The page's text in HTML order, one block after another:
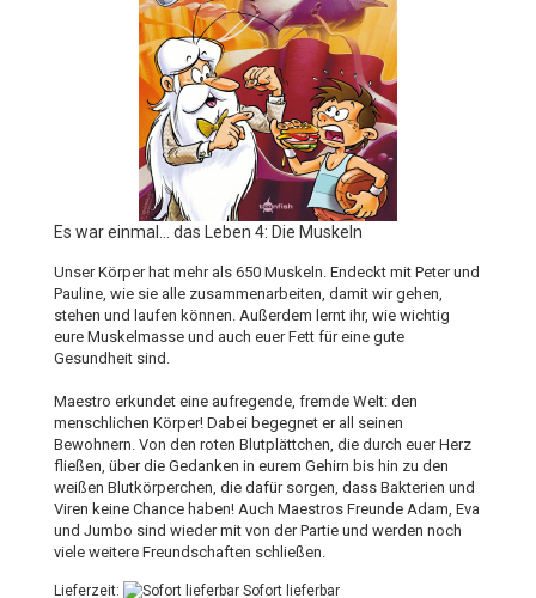
Es war einmal... das Leben 4: Die Muskeln
Unser Körper hat mehr als 650 Muskeln. Endeckt mit Peter und
Pauline, wie sie alle zusammenarbeiten, damit wir gehen,
stehen und laufen können. Außerdem lernt ihr, wie wichtig
eure Muskelmasse und auch euer Fett für eine gute
Gesundheit sind.
Maestro erkundet eine aufregende, fremde Welt: den
menschlichen Körper! Dabei begegnet er all seinen
Bewohnern. Von den roten Blutplättchen, die durch euer Herz
fließen, über die Gedanken in eurem Gehirn bis hin zu den
weißen Blutkörperchen, die dafür sorgen, dass Bakterien und
Viren keine Chance haben! Auch Maestros Freunde Adam, Eva
und Jumbo sind wieder mit von der Partie und werden noch
viele weitere Freundschaften schließen.
Lieferzeit: Sofort lieferbar